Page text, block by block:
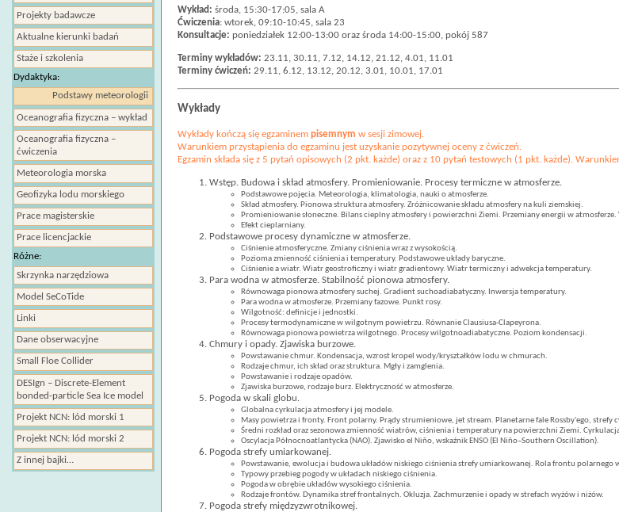
Projekty badawcze
Aktualne kierunki badań
Staże i szkolenia
Dydaktyka:
Podstawy meteorologii
Oceanografia fizyczna – wykład
Oceanografia fizyczna –
ćwiczenia
Meteorologia morska
Geofizyka lodu morskiego
Prace magisterskie
Prace licencjackie
Różne:
Skrzynka narzędziowa
Model SeCoTide
Linki
Dane obserwacyjne
Small Floe Collider
DESIgn – Discrete-Element
bonded-particle Sea Ice model
Projekt NCN: lód morski 1
Projekt NCN: lód morski 2
Z innej bajki…
Wykład: środa, 15:30-17:05, sala A
Ćwiczenia: wtorek, 09:10-10:45, sala 23
Konsultacje: poniedziałek 12:00-13:00 oraz środa 14:00-15:00, pokój 587
Terminy wykładów: 23.11, 30.11, 7.12, 14.12, 21.12, 4.01, 11.01
Terminy ćwiczeń: 29.11, 6.12, 13.12, 20.12, 3.01, 10.01, 17.01
Wykłady
Wykłady kończą się egzaminem pisemnym w sesji zimowej.
Warunkiem przystąpienia do egzaminu jest uzyskanie pozytywnej oceny z ćwiczeń.
Egzamin składa się z 5 pytań opisowych (2 pkt. każde) oraz z 10 pytań testowych (1 pkt. każde).
Wstęp. Budowa i skład atmosfery. Promieniowanie. Procesy termiczne w atmosferze.
Podstawowe pojęcia. Meteorologia, klimatologia, nauki o atmosferze.
Skład atmosfery. Pionowa struktura atmosfery. Zróżnicowanie składu atmosfery na kuli ziemskiej.
Promieniowanie słoneczne. Bilans cieplny atmosfery i powierzchni Ziemi. Przemiany energii w
Efekt cieplarniany.
Podstawowe procesy dynamiczne w atmosferze.
Ciśnienie atmosferyczne. Zmiany ciśnienia wraz z wysokością.
Pozioma zmienność ciśnienia i temperatury. Podstawowe układy baryczne.
Ciśnienie a wiatr. Wiatr geostroficzny i wiatr gradientowy. Wiatr termiczny i adwekcja temperatury.
Para wodna w atmosferze. Stabilność pionowa atmosfery.
Równowaga pionowa atmosfery suchej. Gradient suchoadiabatyczny. Inwersja temperatury.
Para wodna w atmosferze. Przemiany fazowe. Punkt rosy.
Wilgotność: definicje i jednostki.
Procesy termodynamiczne w wilgotnym powietrzu. Równanie Clausiusa-Clapeyrona.
Równowaga pionowa powietrza wilgotnego. Procesy wilgotnoadiabatyczne. Poziom kondensacji.
Chmury i opady. Zjawiska burzowe.
Powstawanie chmur. Kondensacja, wzrost kropel wody/kryształków lodu w chmurach.
Rodzaje chmur, ich skład oraz struktura. Mgły i zamglenia.
Powstawanie i rodzaje opadów.
Zjawiska burzowe, rodzaje burz. Elektryczność w atmosferze.
Pogoda w skali globu.
Globalna cyrkulacja atmosfery i jej modele.
Masy powietrza i fronty. Front polarny. Prądy strumieniowe, jet stream. Planetarne fale Rossby'ego, strefy
Średni rozkład oraz sezonowa zmienność wiatrów, ciśnienia i temperatury na powierzchni Ziemi.
Oscylacja Północnoatlantycka (NAO). Zjawisko el Niño, wskaźnik ENSO (El Niño–Southern Oscillation).
Pogoda strefy umiarkowanej.
Powstawanie, ewolucja i budowa układów niskiego ciśnienia strefy umiarkowanej. Rola frontu polarnego
Typowy przebieg pogody w układach niskiego ciśnienia.
Pogoda w obrębie układów wysokiego ciśnienia.
Rodzaje frontów. Dynamika stref frontalnych. Okluzja. Zachmurzenie i opady w strefach wyżów i niżów.
Pogoda strefy międzyzwrotnikowej.